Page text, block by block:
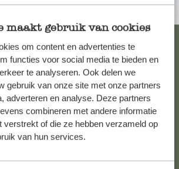
maakt gebruik van cookies
om content en advertenties te
functies voor social media te bieden en
te analyseren. Ook delen we
gebruik van onze site met onze partners
adverteren en analyse. Deze partners
combineren met andere informatie
verstrekt of die ze hebben verzameld op
van hun services.
clientèle
ou demande de conseil ou d’aide,
service clientèle. Ou retrouvez ici